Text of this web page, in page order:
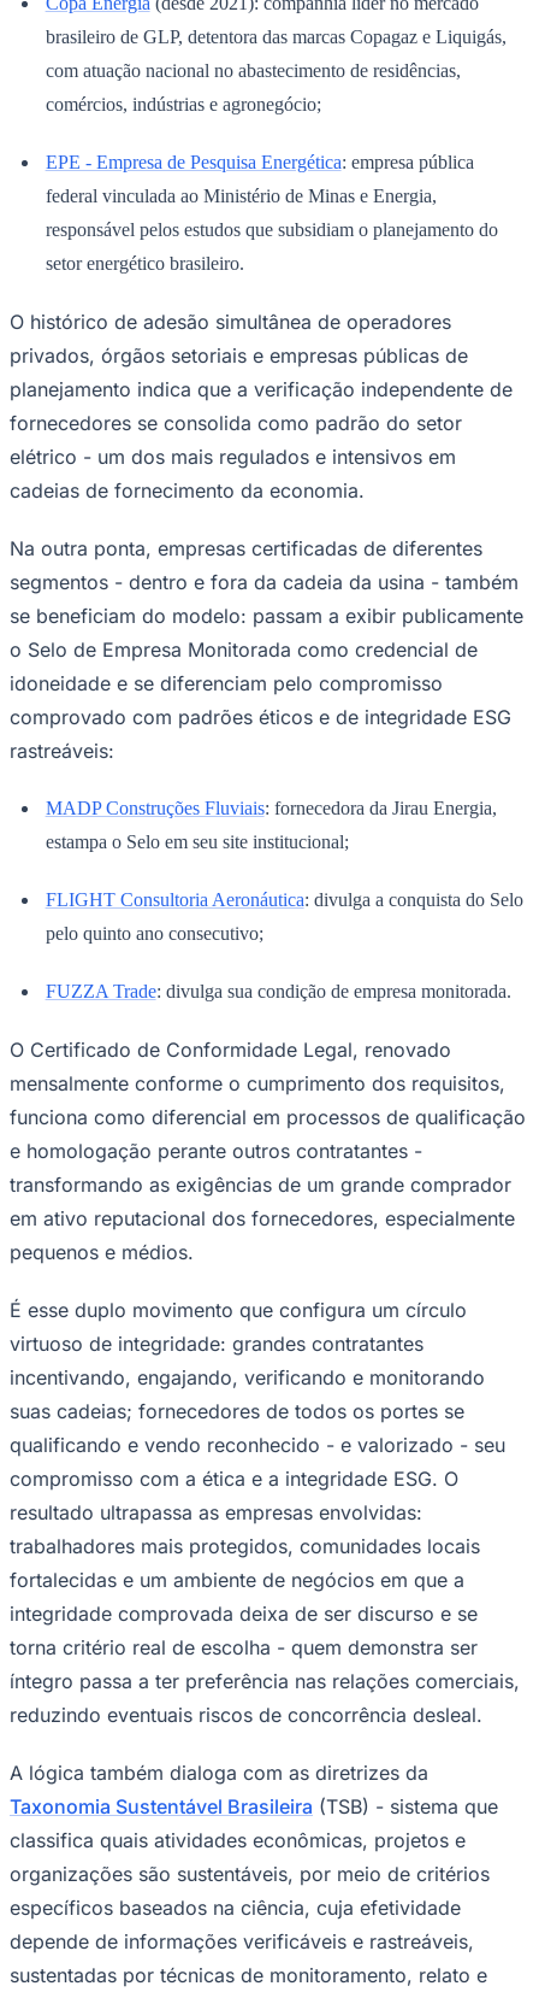
São Paulo
Flamengo
brasileiro de GLP, detentora das marcas Copagaz e Liquigás,
com atuação nacional no abastecimento de residências,
comércios, indústrias e agronegócio;
EPE - Empresa de Pesquisa Energética: empresa pública
federal vinculada ao Ministério de Minas e Energia,
responsável pelos estudos que subsidiam o planejamento do
setor energético brasileiro.
O histórico de adesão simultânea de operadores
privados, órgãos setoriais e empresas públicas de
planejamento indica que a verificação independente de
fornecedores se consolida como padrão do setor
elétrico - um dos mais regulados e intensivos em
cadeias de fornecimento da economia.
Na outra ponta, empresas certificadas de diferentes
segmentos - dentro e fora da cadeia da usina - também
se beneficiam do modelo: passam a exibir publicamente
o Selo de Empresa Monitorada como credencial de
idoneidade e se diferenciam pelo compromisso
comprovado com padrões éticos e de integridade ESG
rastreáveis:
MADP Construções Fluviais: fornecedora da Jirau Energia,
estampa o Selo em seu site institucional;
FLIGHT Consultoria Aeronáutica: divulga a conquista do Selo
pelo quinto ano consecutivo;
FUZZA Trade: divulga sua condição de empresa monitorada.
O Certificado de Conformidade Legal, renovado
mensalmente conforme o cumprimento dos requisitos,
funciona como diferencial em processos de qualificação
e homologação perante outros contratantes -
transformando as exigências de um grande comprador
em ativo reputacional dos fornecedores, especialmente
pequenos e médios.
É esse duplo movimento que configura um círculo
virtuoso de integridade: grandes contratantes
incentivando, engajando, verificando e monitorando
suas cadeias; fornecedores de todos os portes se
qualificando e vendo reconhecido - e valorizado - seu
compromisso com a ética e a integridade ESG. O
resultado ultrapassa as empresas envolvidas:
trabalhadores mais protegidos, comunidades locais
fortalecidas e um ambiente de negócios em que a
integridade comprovada deixa de ser discurso e se
torna critério real de escolha - quem demonstra ser
íntegro passa a ter preferência nas relações comerciais,
reduzindo eventuais riscos de concorrência desleal.
A lógica também dialoga com as diretrizes da
Taxonomia Sustentável Brasileira (TSB) - sistema que
classifica quais atividades econômicas, projetos e
organizações são sustentáveis, por meio de critérios
específicos baseados na ciência, cuja efetividade
depende de informações verificáveis e rastreáveis,
sustentadas por técnicas de monitoramento, relato e